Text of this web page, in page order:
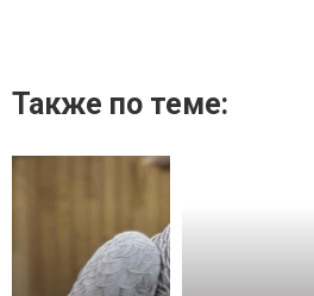
Также по теме: